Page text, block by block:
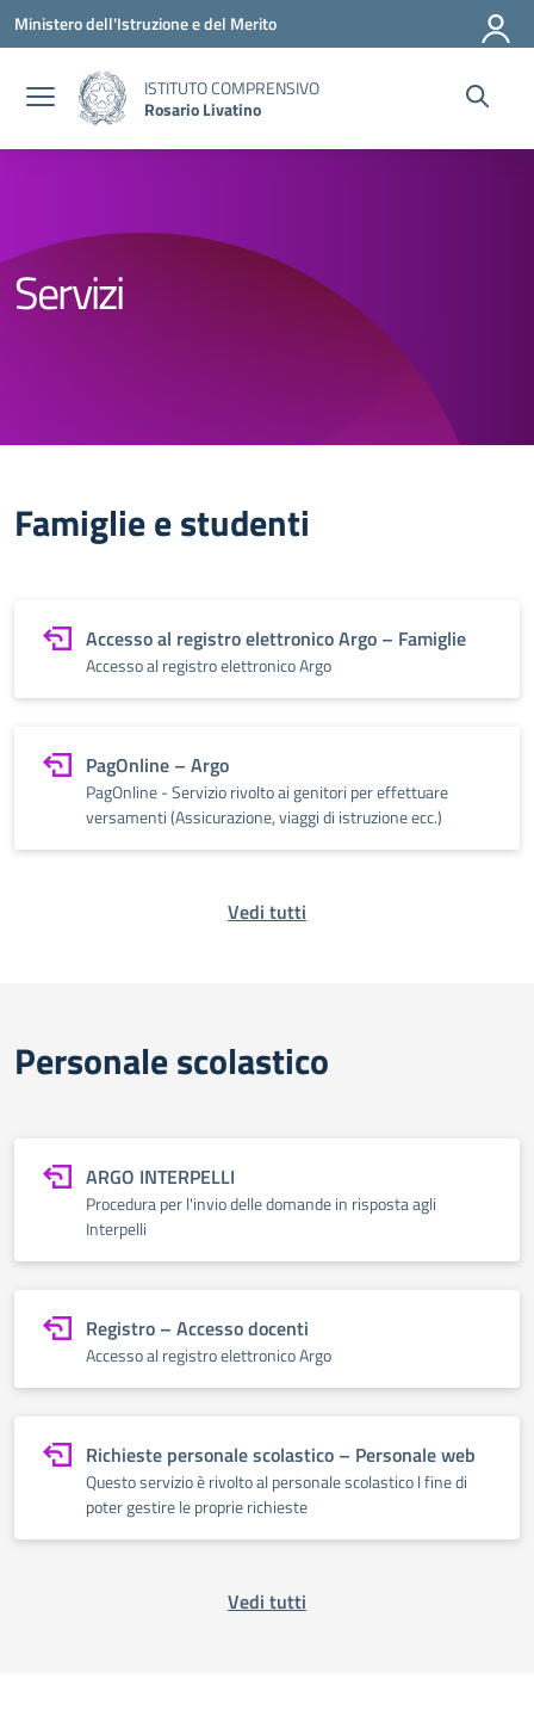
Vai ai contenuti
Vai al menu di navigazione
Vai al footer
Ministero dell'Istruzione e del Merito
ISTITUTO COMPRENSIVO
Rosario Livatino
Servizi
Famiglie e studenti
Accesso al registro elettronico Argo – Famiglie
Accesso al registro elettronico Argo
PagOnline – Argo
PagOnline - Servizio rivolto ai genitori per effettuare
versamenti (Assicurazione, viaggi di istruzione ecc.)
Vedi tutti
Personale scolastico
ARGO INTERPELLI
Procedura per l'invio delle domande in risposta agli
Interpelli
Registro – Accesso docenti
Accesso al registro elettronico Argo
Richieste personale scolastico – Personale web
Questo servizio è rivolto al personale scolastico l fine di
poter gestire le proprie richieste
Vedi tutti